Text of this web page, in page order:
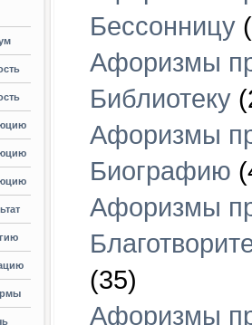
Бессонницу
Афоризмы
Библиотеку
Афоризмы
Биографию
Афоризмы
(35)
Афоризмы